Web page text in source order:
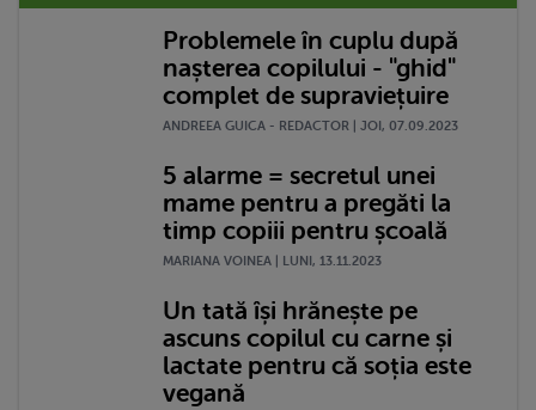
Problemele în cuplu după
nașterea copilului - "ghid"
complet de supraviețuire
ANDREEA GUICA - REDACTOR | JOI, 07.09.2023
5 alarme = secretul unei
mame pentru a pregăti la
timp copiii pentru școală
MARIANA VOINEA | LUNI, 13.11.2023
Un tată își hrănește pe
ascuns copilul cu carne și
lactate pentru că soția este
vegană